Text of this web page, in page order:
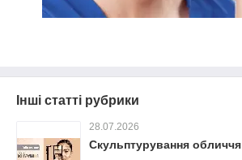
Інші статті рубрики
28.07.2026
Скульптурування обличчя